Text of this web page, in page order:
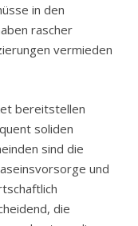
in den
rascher
vermieden
bereitstellen
soliden
sind die
und
die